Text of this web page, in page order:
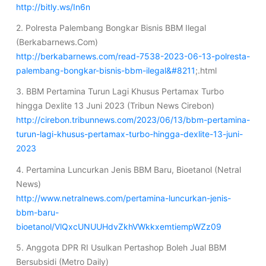
http://bitly.ws/In6n
2. Polresta Palembang Bongkar Bisnis BBM Ilegal
(Berkabarnews.Com)
http://berkabarnews.com/read-7538-2023-06-13-polresta-
palembang-bongkar-bisnis-bbm-ilegal&#8211;.html
3. BBM Pertamina Turun Lagi Khusus Pertamax Turbo
hingga Dexlite 13 Juni 2023 (Tribun News Cirebon)
http://cirebon.tribunnews.com/2023/06/13/bbm-pertamina-
turun-lagi-khusus-pertamax-turbo-hingga-dexlite-13-juni-
2023
4. Pertamina Luncurkan Jenis BBM Baru, Bioetanol (Netral
News)
http://www.netralnews.com/pertamina-luncurkan-jenis-
bbm-baru-
bioetanol/VlQxcUNUUHdvZkhVWkkxemtiempWZz09
5. Anggota DPR RI Usulkan Pertashop Boleh Jual BBM
Bersubsidi (Metro Daily)